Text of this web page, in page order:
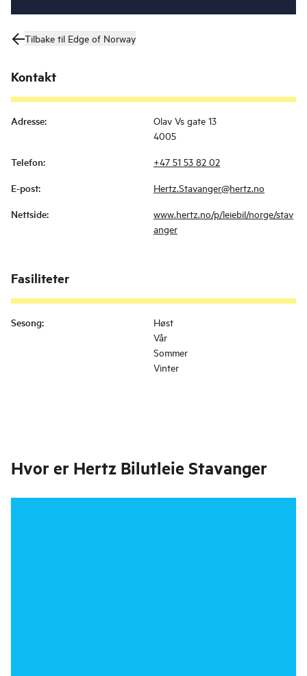
Tilbake til Edge of Norway
Kontakt
Adresse:
Olav Vs gate 13
4005
Telefon: +47 51 53 82 02
E-post: Hertz.Stavanger@hertz.no
Nettside:
www.hertz.no/p/leiebil/norge/stav
anger
Fasiliteter
Sesong:
Høst
Vår
Sommer
Vinter
Hvor er Hertz Bilutleie Stavanger